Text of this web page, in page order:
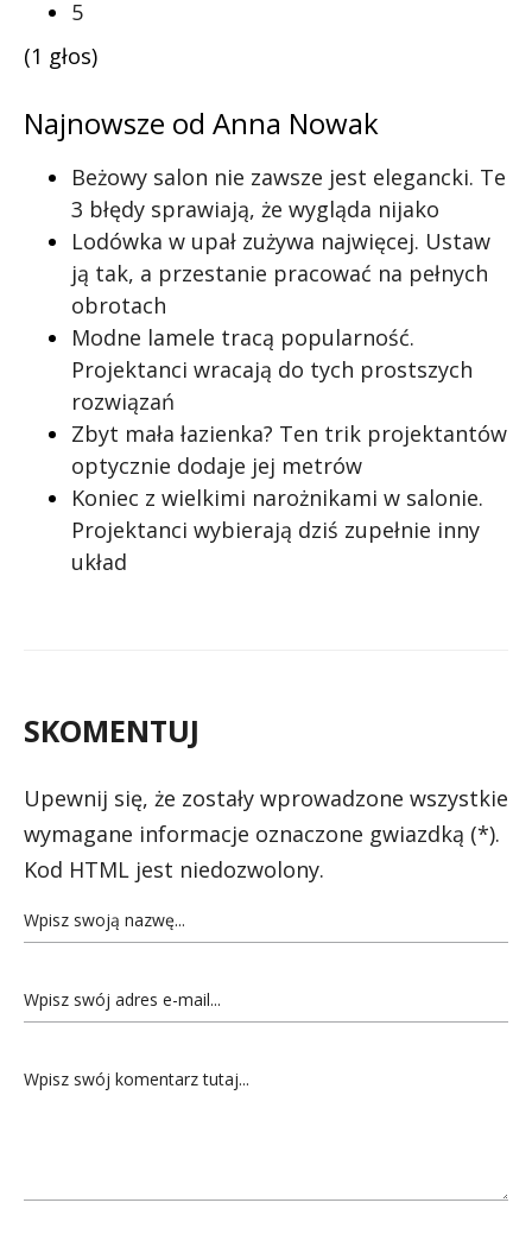
5
(1 głos)
Najnowsze od Anna Nowak
Beżowy salon nie zawsze jest elegancki. Te
3 błędy sprawiają, że wygląda nijako
Lodówka w upał zużywa najwięcej. Ustaw
ją tak, a przestanie pracować na pełnych
obrotach
Modne lamele tracą popularność.
Projektanci wracają do tych prostszych
rozwiązań
Zbyt mała łazienka? Ten trik projektantów
optycznie dodaje jej metrów
Koniec z wielkimi narożnikami w salonie.
Projektanci wybierają dziś zupełnie inny
układ
SKOMENTUJ
Upewnij się, że zostały wprowadzone wszystkie
wymagane informacje oznaczone gwiazdką (*).
Kod HTML jest niedozwolony.